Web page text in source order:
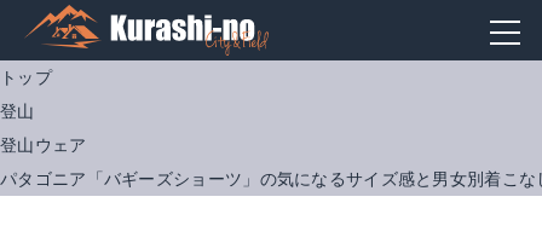
トップ
登山
登山ウェア
パタゴニア「バギーズショーツ」の気になるサイズ感と男女別着こな